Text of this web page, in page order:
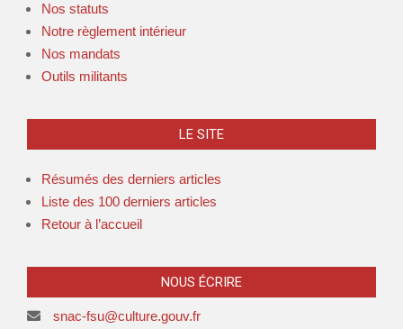
Nos statuts
Notre règlement intérieur
Nos mandats
Outils militants
LE SITE
Résumés des derniers articles
Liste des 100 derniers articles
Retour à l’accueil
NOUS ÉCRIRE
snac-fsu@culture.gouv.fr